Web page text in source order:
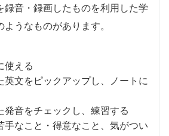
録音・録画したものを利用した学
うなものがあります。
使える
英文をピックアップし、ノートに
発音をチェックし、練習する
手なこと・得意なこと、気がつい